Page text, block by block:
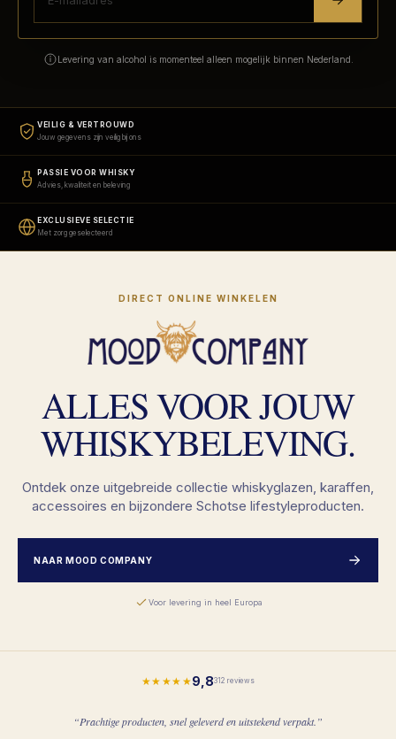
Levering van alcohol is momenteel alleen mogelijk binnen Nederland.
VEILIG & VERTROUWD
Jouw gegevens zijn veilig bij ons
PASSIE VOOR WHISKY
Advies, kwaliteit en beleving
EXCLUSIEVE SELECTIE
Met zorg geselecteerd
DIRECT ONLINE WINKELEN
ALLES VOOR JOUW
WHISKYBELEVING.
Ontdek onze uitgebreide collectie whiskyglazen, karaffen,
accessoires en bijzondere Schotse lifestyleproducten.
NAAR MOOD COMPANY
Voor levering in heel Europa
★★★★★9,8312 reviews
“Prachtige producten, snel geleverd en uitstekend verpakt.”